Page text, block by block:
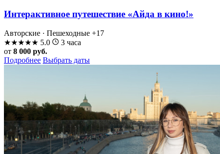
Интерактивное путешествие «Айда в кино!»
Авторские · Пешеходные +17
★★★★★ 5.0
3 часа
от 8 000 руб.
Подробнее Выбрать даты